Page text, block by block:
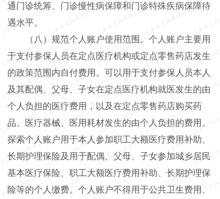
通门诊统筹、门诊慢性病保障和门诊特殊疾病保障待
遇水平。
（八）规范个人账户使用范围。个人账户主要用
于支付参保人员在定点医疗机构或定点零售药店发生
的政策范围内自付费用。可以用于支付参保人员本人
及其配偶、父母、子女在定点医疗机构就医发生的由
个人负担的医疗费用，以及在定点零售药店购买药
品、医疗器械、医用耗材发生的由个人负担的费用。
探索个人账户用于本人参加职工大额医疗费用补助、
长期护理保险及用于配偶、父母、子女参加城乡居民
基本医疗保险、职工大额医疗费用补助、长期护理保
险等的个人缴费。个人账户不得用于公共卫生费用、